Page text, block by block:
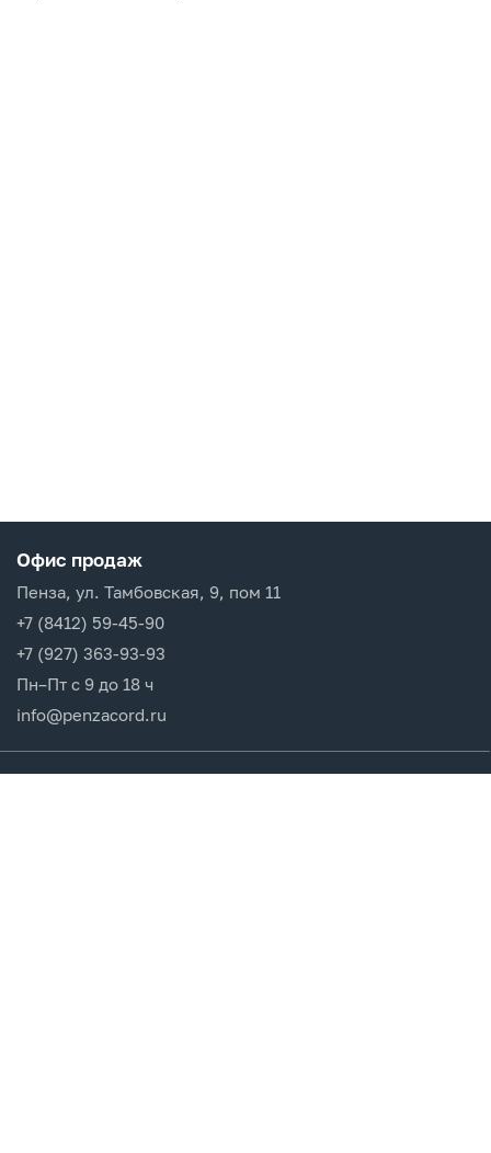
Офис продаж
Пенза, ул. Тамбовская, 9, пом 11
+7 (8412) 59-45-90
+7 (927) 363-93-93
Пн–Пт с 9 до 18 ч
info@penzacord.ru
Производители